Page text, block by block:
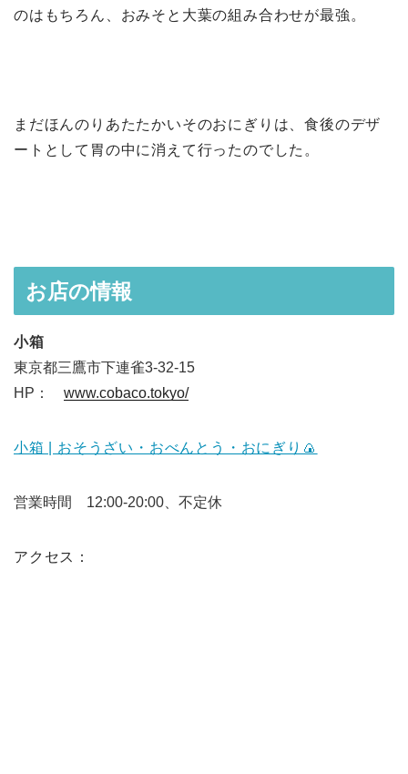
のはもちろん、おみそと大葉の組み合わせが最強。
まだほんのりあたたかいそのおにぎりは、食後のデザ
ートとして胃の中に消えて行ったのでした。
お店の情報
小箱
東京都三鷹市下連雀3-32-15
HP： www.cobaco.tokyo/
小箱 | おそうざい・おべんとう・おにぎり🍙
営業時間 12:00-20:00、不定休
アクセス：